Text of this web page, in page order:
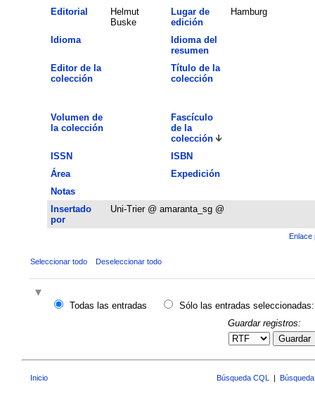
Editorial
Helmut
Buske
Lugar de
edición
Hamburg
Idioma
Idioma del
resumen
Editor de la
colección
Título de la
colección
Volumen de
la colección
Fascículo
de la
colección
ISSN
ISBN
Área
Expedición
Notas
Insertado
por
Uni-Trier @ amaranta_sg @
Enlace
Seleccionar todo Deseleccionar todo
Todas las entradas
Sólo las entradas seleccionadas:
Guardar registros:
Guardar
Inicio Búsqueda CQL